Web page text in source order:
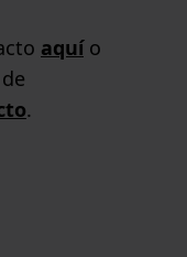
aquío
.